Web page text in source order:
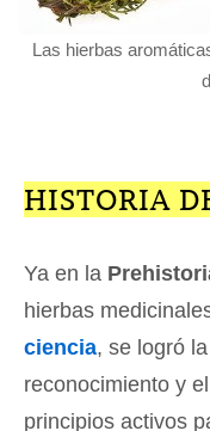
Las hierbas
HISTORIA
Ya en la
hierbas
ciencia, se logró
reconocimiento y
principios activos